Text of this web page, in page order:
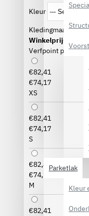
Parketlak
Kleur
Kleur
Kledingmaat
Winkelprijs
Verfpoint prijs
€82,41
€74,17
XS
€82,41
€74,17
S
€82,41
€74,17
M
€82,41